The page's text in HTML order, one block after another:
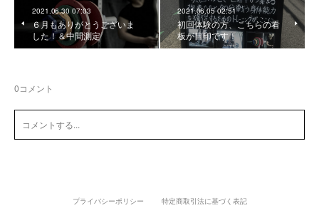
2021.06.30 07:03
６月もありがとうございま
した！＆中間測定
2021.06.05 02:51
初回体験の方、こちらの看
板が目印です！
0コメント
プライバシーポリシー 特定商取引法に基づく表記